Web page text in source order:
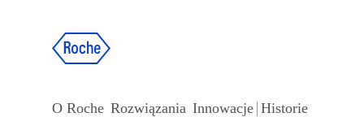
O Roche Rozwiązania Innowacje Historie